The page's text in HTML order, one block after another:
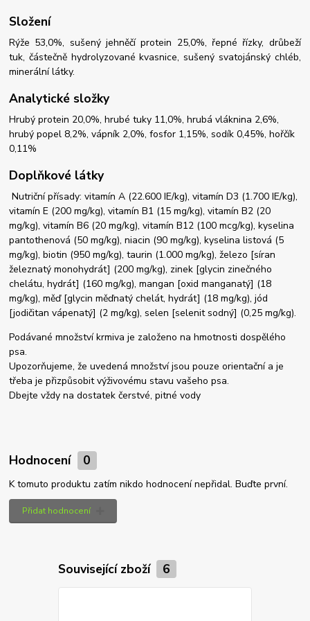
Složení
Rýže 53,0%, sušený jehněčí protein 25,0%, řepné řízky, drůbeží
tuk, částečně hydrolyzované kvasnice, sušený svatojánský chléb,
minerální látky.
Analytické složky
Hrubý protein 20,0%, hrubé tuky 11,0%, hrubá vláknina 2,6%,
hrubý popel 8,2%, vápník 2,0%, fosfor 1,15%, sodík 0,45%, hořčík
0,11%
Doplňkové látky
Nutriční přísady: vitamín A (22.600 IE/kg), vitamín D3 (1.700 IE/kg),
vitamín E (200 mg/kg), vitamín B1 (15 mg/kg), vitamín B2 (20
mg/kg), vitamín B6 (20 mg/kg), vitamín B12 (100 mcg/kg), kyselina
pantothenová (50 mg/kg), niacin (90 mg/kg), kyselina listová (5
mg/kg), biotin (950 mg/kg), taurin (1.000 mg/kg), železo [síran
železnatý monohydrát] (200 mg/kg), zinek [glycin zinečného
chelátu, hydrát] (160 mg/kg), mangan [oxid manganatý] (18
mg/kg), měď [glycin měďnatý chelát, hydrát] (18 mg/kg), jód
[jodičitan vápenatý] (2 mg/kg), selen [selenit sodný] (0,25 mg/kg).
Podávané množství krmiva je založeno na hmotnosti dospělého
psa.
Upozorňujeme, že uvedená množství jsou pouze orientační a je
třeba je přizpůsobit výživovému stavu vašeho psa.
Dbejte vždy na dostatek čerstvé, pitné vody
Hodnocení 0
K tomuto produktu zatím nikdo hodnocení nepřidal. Buďte první.
Přidat hodnocení
Související zboží 6